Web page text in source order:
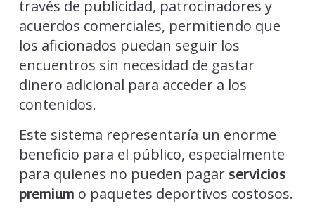
través de publicidad, patrocinadores y
acuerdos comerciales, permitiendo que
los aficionados puedan seguir los
encuentros sin necesidad de gastar
dinero adicional para acceder a los
contenidos.
Este sistema representaría un enorme
beneficio para el público, especialmente
para quienes no pueden pagar servicios
premium o paquetes deportivos costosos.